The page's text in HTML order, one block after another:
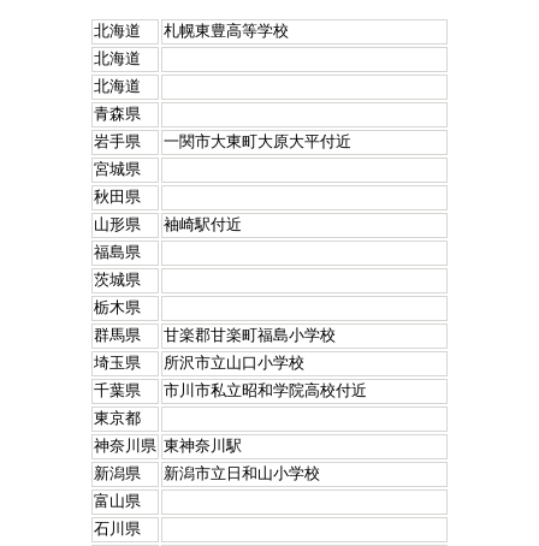
北海道
札幌東豊高等学校
北海道
北海道
青森県
岩手県
一関市大東町大原大平付近
宮城県
秋田県
山形県
袖崎駅付近
福島県
茨城県
栃木県
群馬県
甘楽郡甘楽町福島小学校
埼玉県
所沢市立山口小学校
千葉県
市川市私立昭和学院高校付近
東京都
神奈川県 東神奈川駅
新潟県
新潟市立日和山小学校
富山県
石川県